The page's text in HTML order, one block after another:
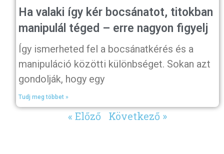
Ha valaki így kér bocsánatot, titokban
manipulál téged – erre nagyon figyelj
Így ismerheted fel a bocsánatkérés és a
manipuláció közötti különbséget. Sokan azt
gondolják, hogy egy
Tudj meg többet »
« Előző Következő »